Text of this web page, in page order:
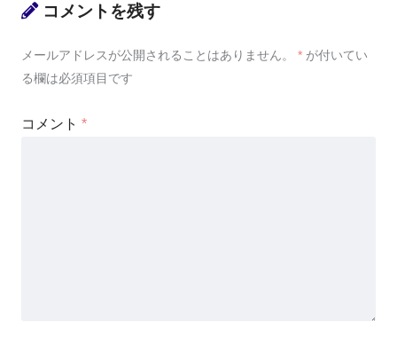
コメントを残す
メールアドレスが公開されることはありません。 * が付いてい
る欄は必須項目です
コメント *